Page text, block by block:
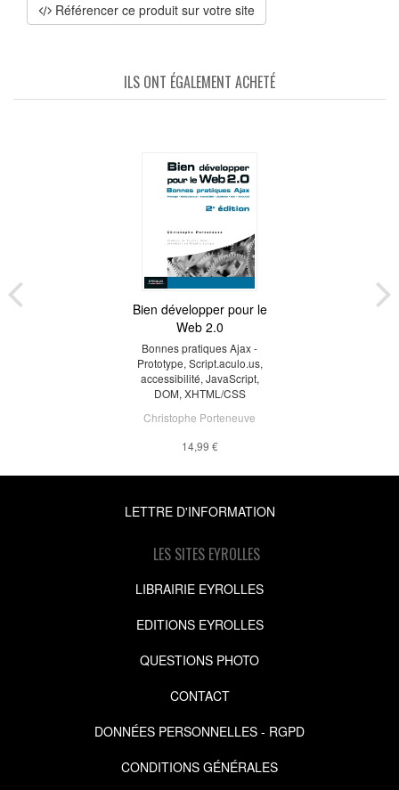
Référencer ce produit sur votre site
ILS ONT ÉGALEMENT ACHETÉ
Bien développer pour le
Web 2.0
Bonnes pratiques Ajax -
Prototype, Script.aculo.us,
accessibilité, JavaScript,
DOM, XHTML/CSS
Christophe Porteneuve
14,99 €
LETTRE D'INFORMATION
LES SITES EYROLLES
LIBRAIRIE EYROLLES
EDITIONS EYROLLES
QUESTIONS PHOTO
CONTACT
DONNÉES PERSONNELLES - RGPD
CONDITIONS GÉNÉRALES